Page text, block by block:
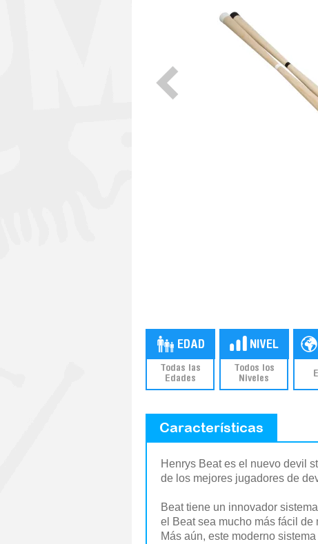
Todas las
Edades
Todos los
Niveles
Características
Henrys Beat es el nuevo devil
de los mejores jugadores de
Beat tiene un innovador
el Beat sea mucho más fácil
Más aún, este moderno